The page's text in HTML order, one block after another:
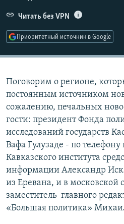
РАСПИСАНИЕ ВЕЩАНИЯ
СОЦИАЛЬНЫЕ СЕТИ
Все сайты РСЕ/РС
Читать без VPN
Приоритетный источник в Google
Поговорим о регионе,
постоянным источником
сожалению, печальных
гости: президент Фонда
исследований государств
Вафа Гулузаде - по телефону
Кавказского института
информации Александр
из Еревана, и в московской
заместитель главного
«Большая политика»